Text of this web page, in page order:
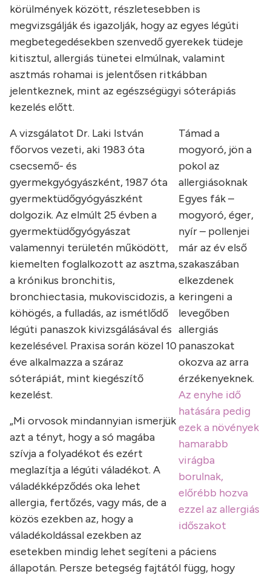
körülmények között, részletesebben is
megvizsgálják és igazolják, hogy az egyes légúti
megbetegedésekben szenvedő gyerekek tüdeje
kitisztul, allergiás tünetei elmúlnak, valamint
asztmás rohamai is jelentősen ritkábban
jelentkeznek, mint az egészségügyi sóterápiás
kezelés előtt.
Támad a
mogyoró, jön a
pokol az
allergiásoknak
Egyes fák –
mogyoró, éger,
nyír – pollenjei
már az év első
szakaszában
elkezdenek
keringeni a
levegőben
allergiás
panaszokat
okozva az arra
érzékenyeknek.
Az enyhe idő
hatására pedig
ezek a növények
hamarabb
virágba
borulnak,
előrébb hozva
ezzel az allergiás
időszakot
A vizsgálatot Dr. Laki István
főorvos vezeti, aki 1983 óta
csecsemő- és
gyermekgyógyászként, 1987 óta
gyermektüdőgyógyászként
dolgozik. Az elmúlt 25 évben a
gyermektüdőgyógyászat
valamennyi területén működött,
kiemelten foglalkozott az asztma,
a krónikus bronchitis,
bronchiectasia, mukoviscidozis, a
köhögés, a fulladás, az ismétlődő
légúti panaszok kivizsgálásával és
kezelésével. Praxisa során közel 10
éve alkalmazza a száraz
sóterápiát, mint kiegészítő
kezelést.
„Mi orvosok mindannyian ismerjük
azt a tényt, hogy a só magába
szívja a folyadékot és ezért
meglazítja a légúti váladékot. A
váladékképződés oka lehet
allergia, fertőzés, vagy más, de a
közös ezekben az, hogy a
váladékoldással ezekben az
esetekben mindig lehet segíteni a páciens
állapotán. Persze betegség fajtától függ, hogy